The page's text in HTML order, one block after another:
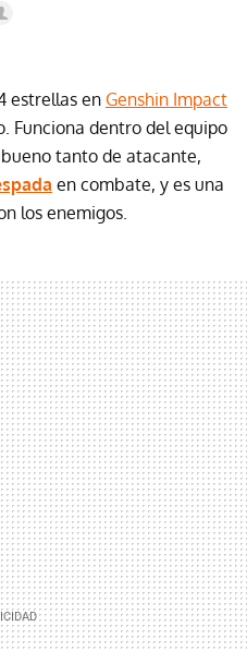
estrellas en Genshin Impact
Funciona dentro del equipo
tanto de atacante,
en combate, y es una
los enemigos.